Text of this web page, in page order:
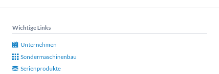
Wichtige Links
Unternehmen
Sondermaschinenbau
Serienprodukte